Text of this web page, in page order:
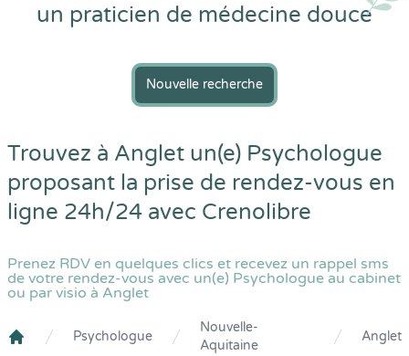
un praticien de médecine douce
Nouvelle recherche
Trouvez à Anglet un(e) Psychologue
proposant la prise de rendez-vous en
ligne 24h/24 avec Crenolibre
Prenez RDV en quelques clics et recevez un rappel sms
de votre rendez-vous avec un(e) Psychologue au cabinet
ou par visio à Anglet
Psychologue
Nouvelle-
Aquitaine
Anglet